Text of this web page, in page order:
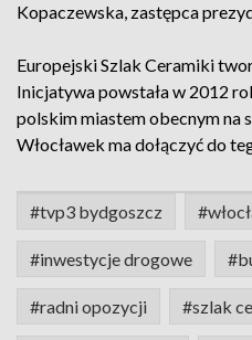
Kopaczewska, zastępca
Europejski Szlak Ceramiki
Inicjatywa powstała w 2012
polskim miastem obecnym na
Włocławek ma dołączyć do
#tvp3 bydgoszcz
#inwestycje drogowe
#radni opozycji #szlak